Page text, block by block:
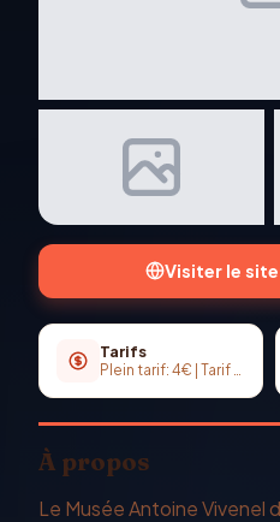
Visiter le site
Tarifs
Plein tarif: 4€ | Tarif réduit: 3€ | Gratuit le 1er dimanche du mois pour tous et toute l'année pour les -26 ans
À propos
Le Musée Antoine Vivenel